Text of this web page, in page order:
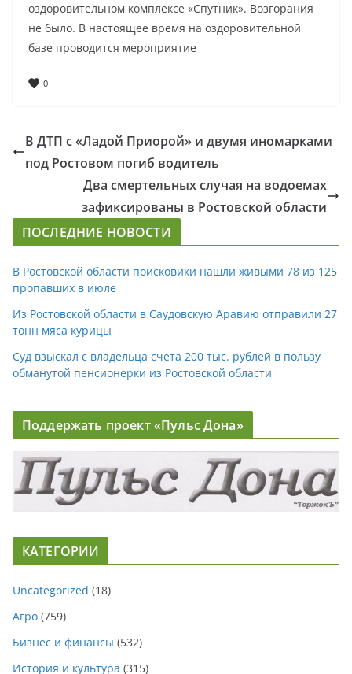
оздоровительном комплексе «Спутник». Возгорания
не было. В настоящее время на оздоровительной
базе проводится мероприятие
0
В ДТП с «Ладой Приорой» и двумя иномарками
под Ростовом погиб водитель
Два смертельных случая на водоемах
зафиксированы в Ростовской области
ПОСЛЕДНИЕ НОВОСТИ
В Ростовской области поисковики нашли живыми 78 из 125
пропавших в июле
Из Ростовской области в Саудовскую Аравию отправили 27
тонн мяса курицы
Суд взыскал с владельца счета 200 тыс. рублей в пользу
обманутой пенсионерки из Ростовской области
Поддержать проект «Пульс Дона»
КАТЕГОРИИ
Uncategorized (18)
Агро (759)
Бизнес и финансы (532)
История и культура (315)